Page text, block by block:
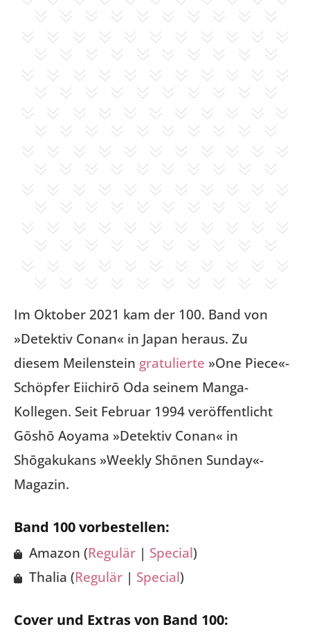
Im Oktober 2021 kam der 100. Band von
»Detektiv Conan« in Japan heraus. Zu
diesem Meilenstein gratulierte »One Piece«-
Schöpfer Eiichirō Oda seinem Manga-
Kollegen. Seit Februar 1994 veröffentlicht
Gōshō Aoyama »Detektiv Conan« in
Shōgakukans »Weekly Shōnen Sunday«-
Magazin.
Band 100 vorbestellen:
Amazon (Regulär | Special)
Thalia (Regulär | Special)
Cover und Extras von Band 100: